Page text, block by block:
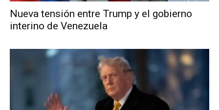
Nueva tensión entre Trump y el gobierno
interino de Venezuela